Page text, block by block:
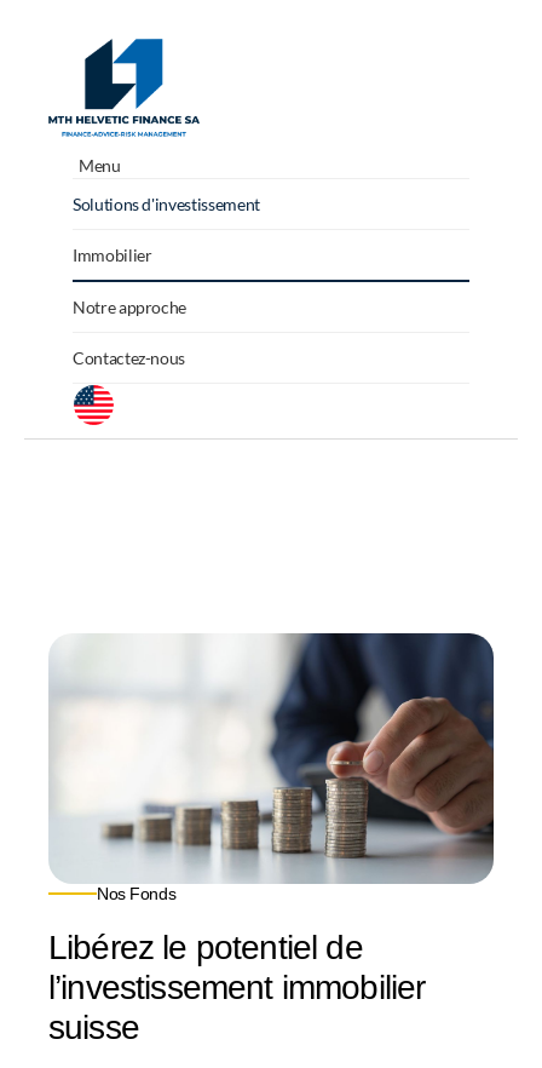
Menu
Solutions d'investissement
Immobilier
Notre approche
Contactez-nous
Nos Fonds
Libérez le potentiel de
l’investissement immobilier
suisse